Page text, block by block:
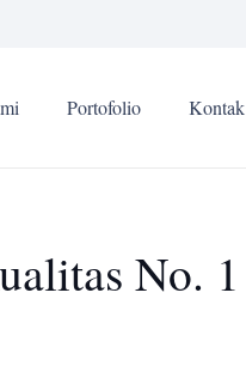
Portofolio Kontak
No. 1